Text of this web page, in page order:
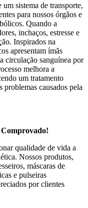
um sistema de transporte,
para nossos órgãos e
Quando a
inchaços, estresse e
Inspirados na
apresentam ímãs
circulação sanguínea por
melhora a
um tratamento
causados pela
qualidade de vida a
Nossos produtos,
máscaras de
e pulseiras
por clientes